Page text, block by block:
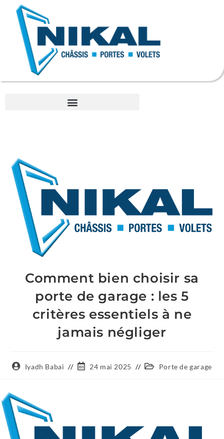
Comment bien choisir sa
porte de garage : les 5
critères essentiels à ne
jamais négliger
Iyadh Babai 24 mai 2025 Porte de garage